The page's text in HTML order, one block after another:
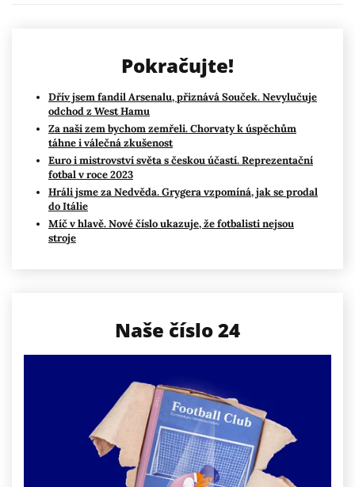
Pokračujte!
Dřív jsem fandil Arsenalu, přiznává Souček. Nevylučuje
odchod z West Hamu
Za naši zem bychom zemřeli. Chorvaty k úspěchům
táhne i válečná zkušenost
Euro i mistrovství světa s českou účastí. Reprezentační
fotbal v roce 2023
Hráli jsme za Nedvěda. Grygera vzpomíná, jak se prodal
do Itálie
Míč v hlavě. Nové číslo ukazuje, že fotbalisti nejsou
stroje
Naše číslo 24